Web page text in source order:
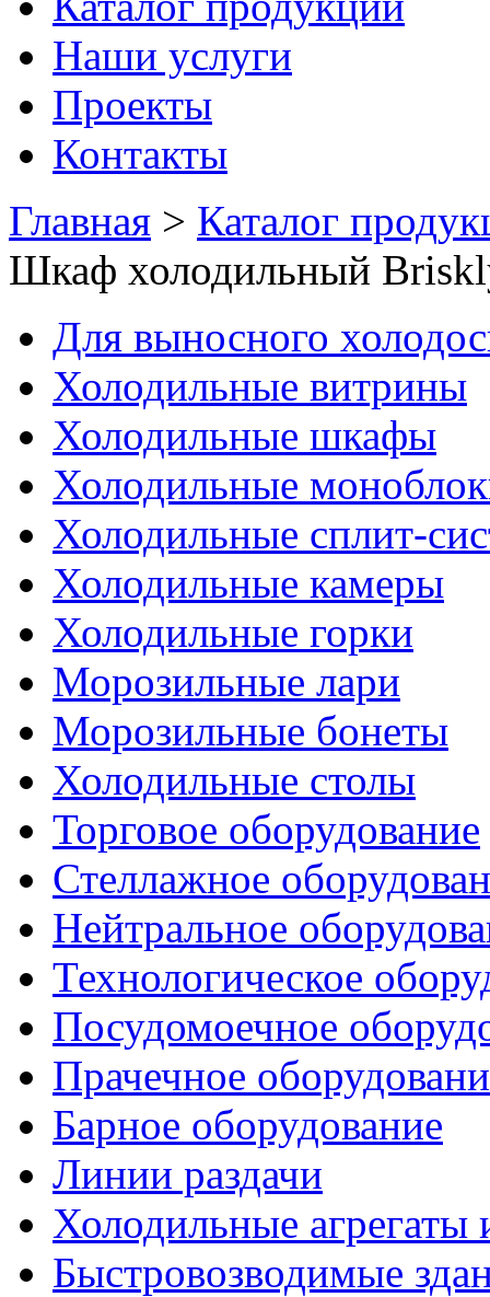
Наши услуги
Проекты
Контакты
Главная > Каталог
Шкаф холодильный
Для выносного
Холодильные витрины
Холодильные шкафы
Холодильные
Холодильные сплит-
Холодильные камеры
Холодильные горки
Морозильные лари
Морозильные бонеты
Холодильные столы
Торговое оборудование
Стеллажное
Нейтральное
Технологическое
Посудомоечное
Прачечное
Барное оборудование
Линии раздачи
Холодильные агрегаты
Быстровозводимые